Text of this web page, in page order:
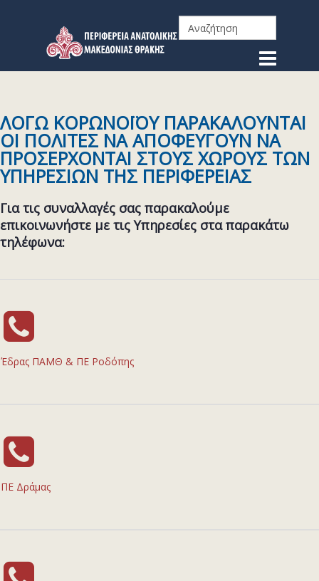
ΛΟΓΩ ΚΟΡΩΝΟΪΟΥ ΠΑΡΑΚΑΛΟΥΝΤΑΙ
ΟΙ ΠΟΛΙΤΕΣ ΝΑ ΑΠΟΦΕΥΓΟΥΝ ΝΑ
ΠΡΟΣΕΡΧΟΝΤΑΙ ΣΤΟΥΣ ΧΩΡΟΥΣ ΤΩΝ
ΥΠΗΡΕΣΙΩΝ ΤΗΣ ΠΕΡΙΦΕΡΕΙΑΣ
Για τις συναλλαγές σας παρακαλούμε
επικοινωνήστε με τις Υπηρεσίες στα παρακάτω
τηλέφωνα:
Έδρας ΠΑΜΘ & ΠΕ Ροδόπης
ΠΕ Δράμας